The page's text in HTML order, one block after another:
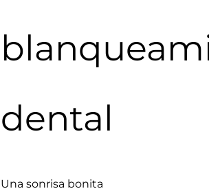
dental
Una sonrisa bonita